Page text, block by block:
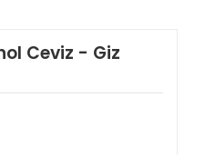
Ceviz - Giz